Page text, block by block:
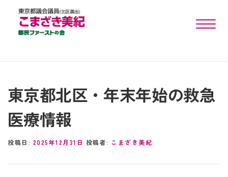
toggle
東京都北区・年末年始の救急
医療情報
投稿日: 2025年12月31日 投稿者: こまざき美紀